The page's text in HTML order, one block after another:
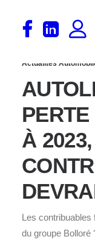
Actualités
À
Les contribuables
du groupe Bolloré